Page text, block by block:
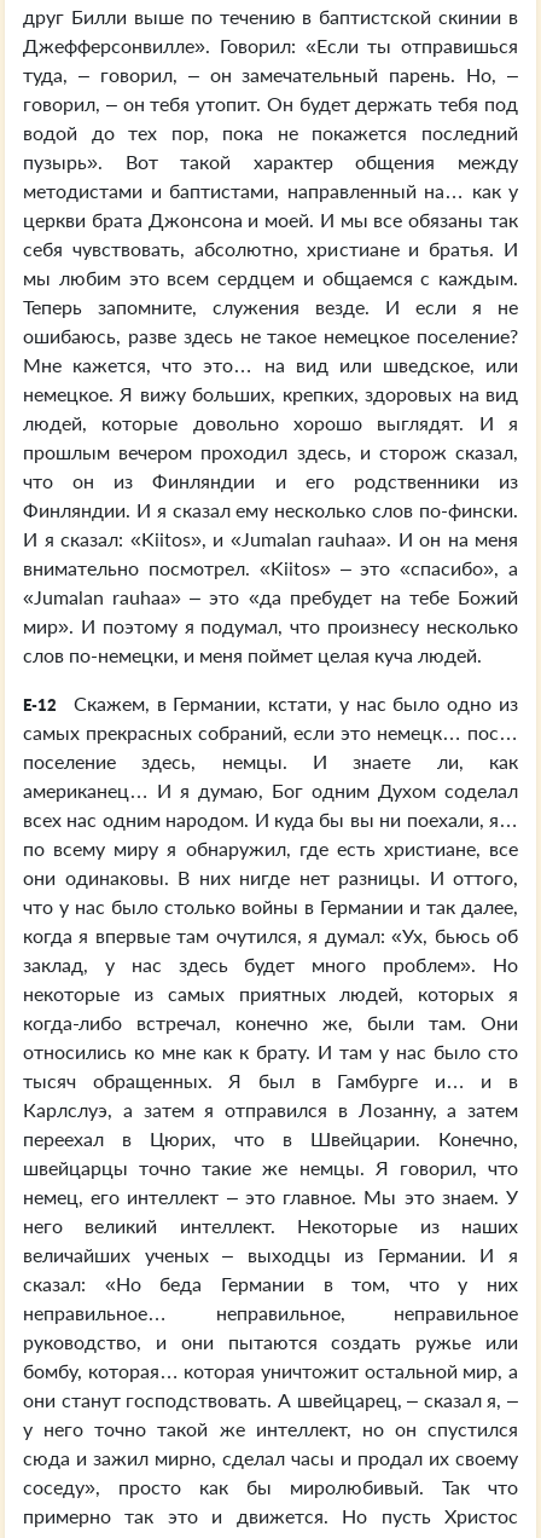
друг Билли выше по течению в баптистской скинии в
Джефферсонвилле». Говорил: «Если ты отправишься
туда, – говорил, – он замечательный парень. Но, –
говорил, – он тебя утопит. Он будет держать тебя под
водой до тех пор, пока не покажется последний
пузырь». Вот такой характер общения между
методистами и баптистами, направленный на… как у
церкви брата Джонсона и моей. И мы все обязаны так
себя чувствовать, абсолютно, христиане и братья. И
мы любим это всем сердцем и общаемся с каждым.
Теперь запомните, служения везде. И если я не
ошибаюсь, разве здесь не такое немецкое поселение?
Мне кажется, что это… на вид или шведское, или
немецкое. Я вижу больших, крепких, здоровых на вид
людей, которые довольно хорошо выглядят. И я
прошлым вечером проходил здесь, и сторож сказал,
что он из Финляндии и его родственники из
Финляндии. И я сказал ему несколько слов по-фински.
И я сказал: «Kiitos», и «Jumalan rauhaa». И он на меня
внимательно посмотрел. «Kiitos» – это «спасибо», а
«Jumalan rauhaa» – это «да пребудет на тебе Божий
мир». И поэтому я подумал, что произнесу несколько
слов по-немецки, и меня поймет целая куча людей.
E-12
Скажем, в Германии, кстати, у нас было одно из
самых прекрасных собраний, если это немецк… пос…
поселение здесь, немцы. И знаете ли, как
американец… И я думаю, Бог одним Духом соделал
всех нас одним народом. И куда бы вы ни поехали, я…
по всему миру я обнаружил, где есть христиане, все
они одинаковы. В них нигде нет разницы. И оттого,
что у нас было столько войны в Германии и так далее,
когда я впервые там очутился, я думал: «Ух, бьюсь об
заклад, у нас здесь будет много проблем». Но
некоторые из самых приятных людей, которых я
когда-либо встречал, конечно же, были там. Они
относились ко мне как к брату. И там у нас было сто
тысяч обращенных. Я был в Гамбурге и… и в
Карлслуэ, а затем я отправился в Лозанну, а затем
переехал в Цюрих, что в Швейцарии. Конечно,
швейцарцы точно такие же немцы. Я говорил, что
немец, его интеллект – это главное. Мы это знаем. У
него великий интеллект. Некоторые из наших
величайших ученых – выходцы из Германии. И я
сказал: «Но беда Германии в том, что у них
неправильное… неправильное, неправильное
руководство, и они пытаются создать ружье или
бомбу, которая… которая уничтожит остальной мир, а
они станут господствовать. А швейцарец, – сказал я, –
у него точно такой же интеллект, но он спустился
сюда и зажил мирно, сделал часы и продал их своему
соседу», просто как бы миролюбивый. Так что
примерно так это и движется. Но пусть Христос